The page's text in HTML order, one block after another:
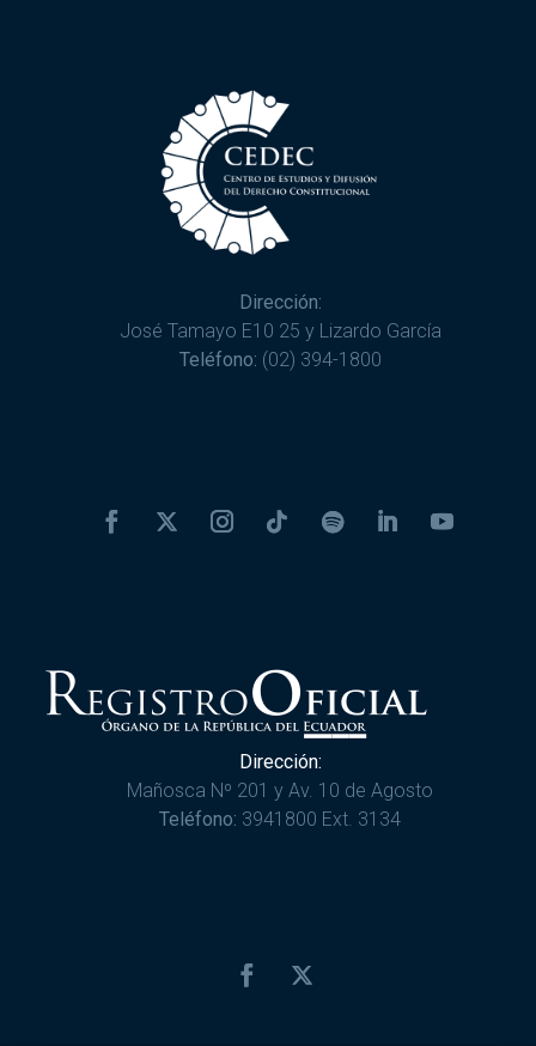
Dirección:
José Tamayo E10 25 y Lizardo García
Teléfono: (02) 394-1800
Dirección:
Mañosca Nº 201 y Av. 10 de Agosto
Teléfono: 3941800 Ext. 3134